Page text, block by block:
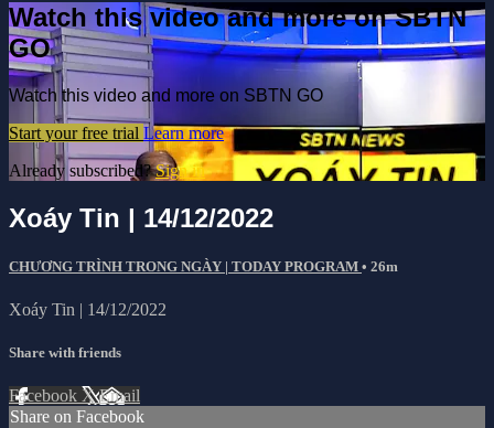
Watch this video and more on SBTN
GO
Watch this video and more on SBTN GO
Start your free trial Learn more
Already subscribed?Sign in
Xoáy Tin | 14/12/2022
CHƯƠNG TRÌNH TRONG NGÀY | TODAY PROGRAM • 26m
Xoáy Tin | 14/12/2022
Share with friends
Facebook XEmail
Share on Facebook